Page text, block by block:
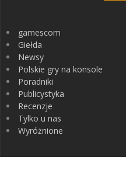
gamescom
Giełda
Newsy
Polskie gry na konsole
Poradniki
Publicystyka
Recenzje
Tylko u nas
Wyróżnione